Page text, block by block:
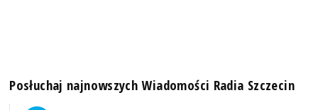
Posłuchaj najnowszych Wiadomości Radia Szczecin